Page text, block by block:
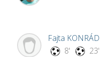
Fajta KONRÁD
8'
23'